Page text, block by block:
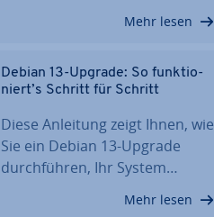
Mehr lesen
Debian 13-Upgrade: So funk­tio­
niert’s Schritt für Schritt
Diese Anleitung zeigt Ihnen, wie
Sie ein Debian 13-Upgrade
durch­füh­ren, Ihr System…
Mehr lesen